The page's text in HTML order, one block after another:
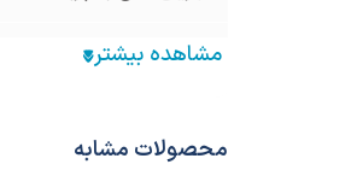
تیپ بدنه
محصولات مشابه